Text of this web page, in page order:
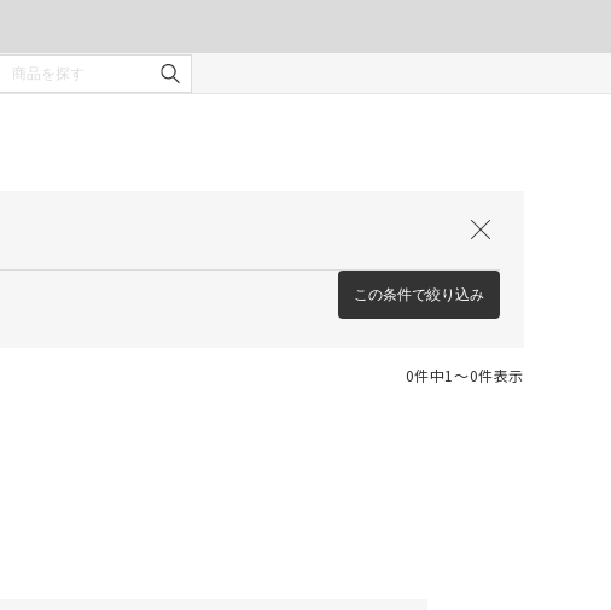
この条件で絞り込み
0件中1〜0件表示